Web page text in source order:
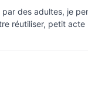
des adultes, je
réutiliser, petit